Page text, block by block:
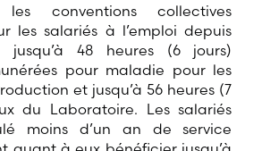
les conventions collectives
les salariés à l’emploi depuis
jusqu’à 48 heures (6 jours)
pour maladie pour les
et jusqu’à 56 heures (7
du Laboratoire. Les salariés
moins d’un an de service